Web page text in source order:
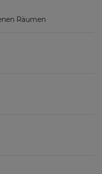
Räumen